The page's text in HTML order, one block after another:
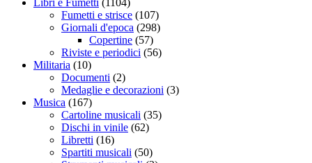
Libri e Fumetti (1104)
Fumetti e strisce (107)
Giornali d'epoca (298)
Copertine (57)
Riviste e periodici (56)
Militaria (10)
Documenti (2)
Medaglie e decorazioni (3)
Musica (167)
Cartoline musicali (35)
Dischi in vinile (62)
Libretti (16)
Spartiti musicali (50)